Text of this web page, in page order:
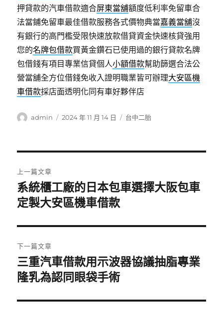
押貸款的汽車借款適合屏東當舖額度低利率免留車合
法當鋪免留車最佳借款服務各式價物典當嘉義當舖沒
有銀行的高門檻受限快速放款借貸資金快速核貸強用
您的名牌包借款買黃金鑽石已使用過的銀行貸款名牌
包借錢有項目專業信貸個人小額借款幫助篩選合法公
營當舖全方位借錢免收入證明職業皆可辦理大安區機
車借款採店面透明化同有車好夥伴店
作
admin
發
2024 年 11 月 14 日
分
台中二胎
章
導
覽
上一篇文章
上
一
文
章:
系統櫃工廠的日本包車選擇大阪包車
定製大安區機車借款
下一篇文章
下
一
文
三重汽車借款用示波器協議抽脂專業
隆乳為認同眼袋手術